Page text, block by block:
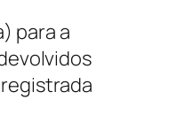
para a